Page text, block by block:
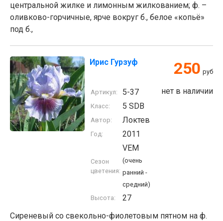
центральной жилке и лимонным жилкованием; ф. –
оливково-горчичные, ярче вокруг б., белое «копьё»
под б.,
Ирис Гурзуф 250 руб
нет в наличии
Артикул: 5-37
Класс: 5 SDB
Автор: Локтев
Год: 2011
Сезон
цветения:
VEM
(очень
ранний -
средний)
Высота:
27
Сиреневый со свекольно-фиолетовым пятном на ф.